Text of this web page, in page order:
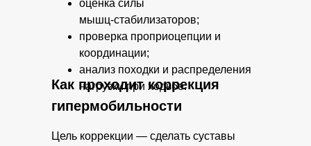
оценка силы
мышц‑стабилизаторов;
проверка проприоцепции и
координации;
анализ походки и распределения
нагрузки при ходьбе.
Как проходит коррекция
гипермобильности
Цель коррекции — сделать суставы